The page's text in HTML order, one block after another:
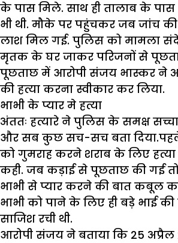
के पास मिले. साथ ही तालाब के
भी थी. मौके पर पहुंचकर जब जांच
लाश मिल गई. पुलिस को मामला
मृतक के घर जाकर परिजनों से
पूछताछ में आरोपी संजय भास्कर ने
की हत्या करना स्वीकार कर लिया.
भाभी के प्यार मे हत्या
अंततः हत्यारे ने पुलिस के समक्ष
और सब कुछ सच-सच बता
को गुमराह करने शराब के लिए
कही. जब कड़ाई से पूछताछ की गई
भाभी से प्यार करने की बात कबूल
भाभी को पाने के लिए ही बड़े भाई
साजिश रची थी.
आरोपी संजय ने बताया कि 25 अप्रैल